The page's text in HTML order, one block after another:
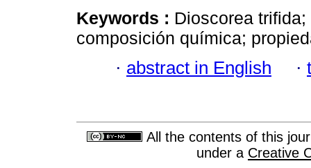
Keywords : Dioscorea
composición química;
· abstract in English ·
All the contents of this
under a Creative